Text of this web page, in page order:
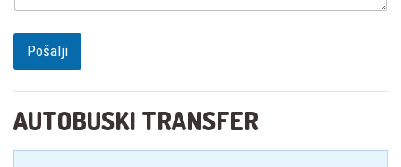
Pošalji
AUTOBUSKI TRANSFER